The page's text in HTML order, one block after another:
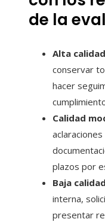
de la
Alta
conservar
hacer
Calidad
plazos por
Baja
interna,
presentar